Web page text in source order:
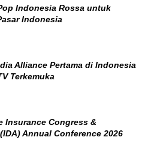
Indonesia Rossa untuk
Indonesia
Alliance Pertama di Indonesia
Terkemuka
Insurance Congress &
Annual Conference 2026